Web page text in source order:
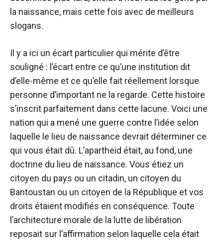
la naissance, mais cette fois avec de meilleurs
slogans.
Il y a ici un écart particulier qui mérite d’être
souligné : l’écart entre ce qu’une institution dit
d’elle-même et ce qu’elle fait réellement lorsque
personne d’important ne la regarde. Cette histoire
s’inscrit parfaitement dans cette lacune. Voici une
nation qui a mené une guerre contre l’idée selon
laquelle le lieu de naissance devrait déterminer ce
qui vous était dû. L’apartheid était, au fond, une
doctrine du lieu de naissance. Vous étiez un
citoyen du pays ou un citadin, un citoyen du
Bantoustan ou un citoyen de la République et vos
droits étaient modifiés en conséquence. Toute
l’architecture morale de la lutte de libération
reposait sur l’affirmation selon laquelle cela était